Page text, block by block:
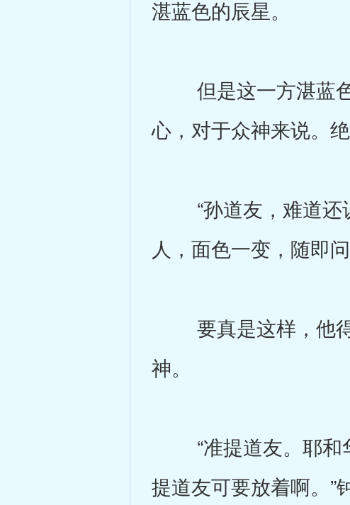
湛蓝色的辰星。
但是这一方湛蓝色
心，对于众神来说。
“孙道友，难道还
人，面色一变，随即问
要真是这样，他得
神。
“准提道友。耶和
提道友可要放着啊。”